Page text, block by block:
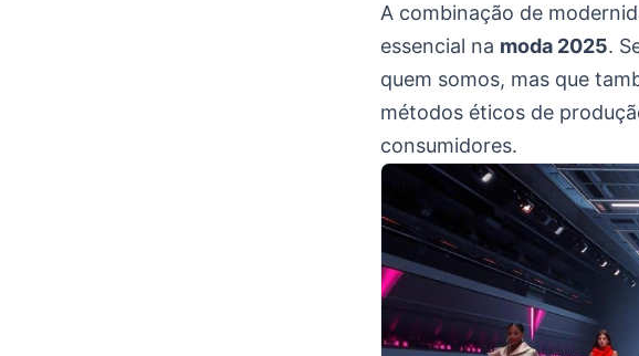
A combinação de
essencial na moda 2025.
quem somos, mas que
métodos éticos de
consumidores.